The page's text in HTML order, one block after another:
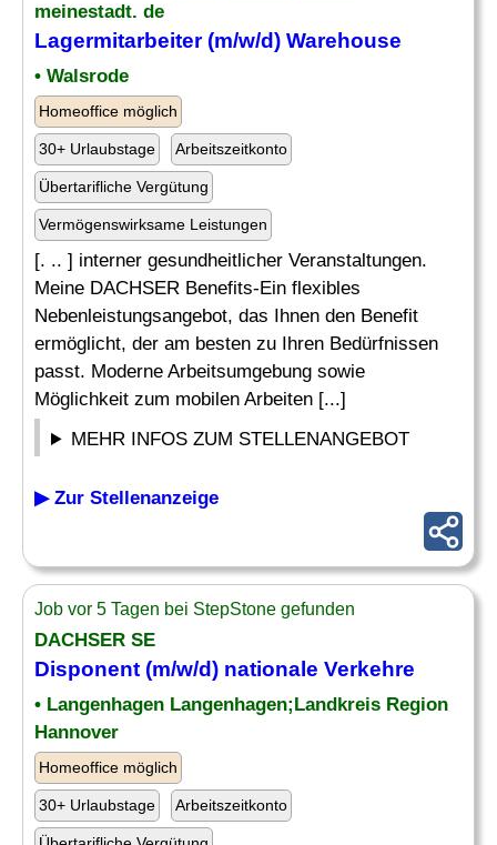
meinestadt. de
Lagermitarbeiter (m/w/d) Warehouse
• Walsrode
Homeoffice möglich
30+ Urlaubstage Arbeitszeitkonto
Übertarifliche Vergütung
Vermögenswirksame Leistungen
[. .. ] interner gesundheitlicher Veranstaltungen.
Meine DACHSER Benefits-Ein flexibles
Nebenleistungsangebot, das Ihnen den Benefit
ermöglicht, der am besten zu Ihren Bedürfnissen
passt. Moderne Arbeitsumgebung sowie
Möglichkeit zum mobilen Arbeiten [...]
MEHR INFOS ZUM STELLENANGEBOT
▶ Zur Stellenanzeige
Job vor 5 Tagen bei StepStone gefunden
DACHSER SE
Disponent (m/w/d) nationale Verkehre
• Langenhagen Langenhagen;Landkreis Region
Hannover
Homeoffice möglich
30+ Urlaubstage Arbeitszeitkonto